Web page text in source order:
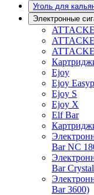
Уголь для
Электронные
Ejoy
Ejoy
Ejoy S
Ejoy X
Elf Bar
Bar NC
Bar
Bar 3600)